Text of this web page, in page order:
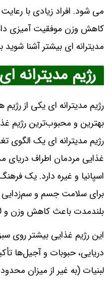
می شود. افراد زیادی با
کاهش وزن موفقیت آمیزی
مدیترانه ای بیشتر آشنا شوید
رژیم
رژیم مدیترانه ای یکی از
رژیم مدیترانه ای یک
غذایی مردمان اطراف دریای
اسپانیا و غیره دارد. یک
برای سلامت جسم و سم‌زدایی
بلندمدت باعث کاهش وزن و
این رژیم غذایی بیشتر روی
دریایی، حبوبات و آجیل‌ها
لبنیات (به ‌غیر از میزان